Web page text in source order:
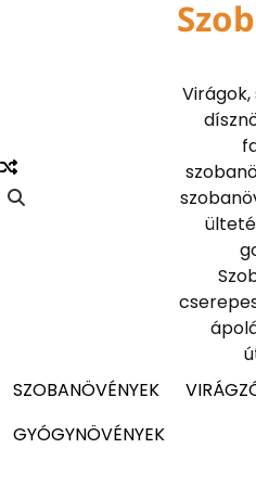
SZOBANÖVÉNYEK
GYÓGYNÖVÉNYEK